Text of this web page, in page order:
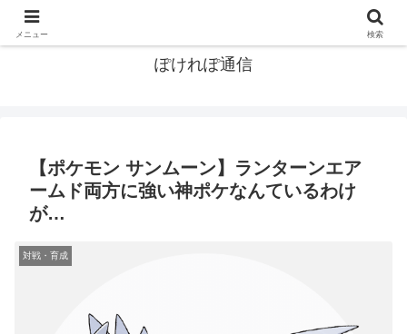
ぽけれぽ通信
【ポケモン サンムーン】ランターンエア
ームド両方に強い神ポケなんているわけ
が…
対戦・育成
メニュー 検索